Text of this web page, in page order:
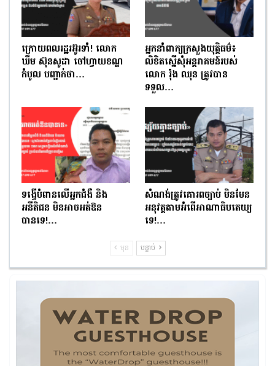
ក្រោយពលរដ្ឋរអ៊ូរទាំ! លោក
ឃឹម ស៊ុនសូដា ចៅហ្វាយខណ្ឌ
កំបូល បញ្ជាក់ថា…
អ្នកនាំពាក្យក្រសួងយុត្តិធម៌៖
លិខិតស្នើសុំអន្តរាគមន៍របស់
លោក រ៉ុង ឈុន ត្រូវបាន
ទទួល…
ទង្វើបំពានលើអ្នកជំងឺ និង
អនីតិជន មិនអាចអត់ឱន
បានទេ!…
សំណង់ត្រូវគោរពច្បាប់ មិនមែន
អនុវត្តតាមអំពើអាណាធិបតេយ្យ
ទេ!…
មុន បន្ទាប់